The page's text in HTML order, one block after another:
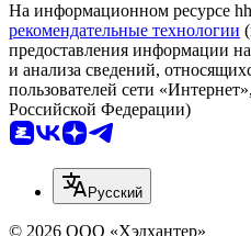
На информационном ресурсе
рекомендательные технологии
предоставления информации
и анализа сведений,
пользователей сети
Российской Федерации)
Русский
© 2026 ООО «Хэдхантер»